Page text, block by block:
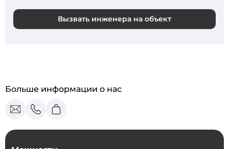
Вызвать инженера на объект
Больше информации о нас